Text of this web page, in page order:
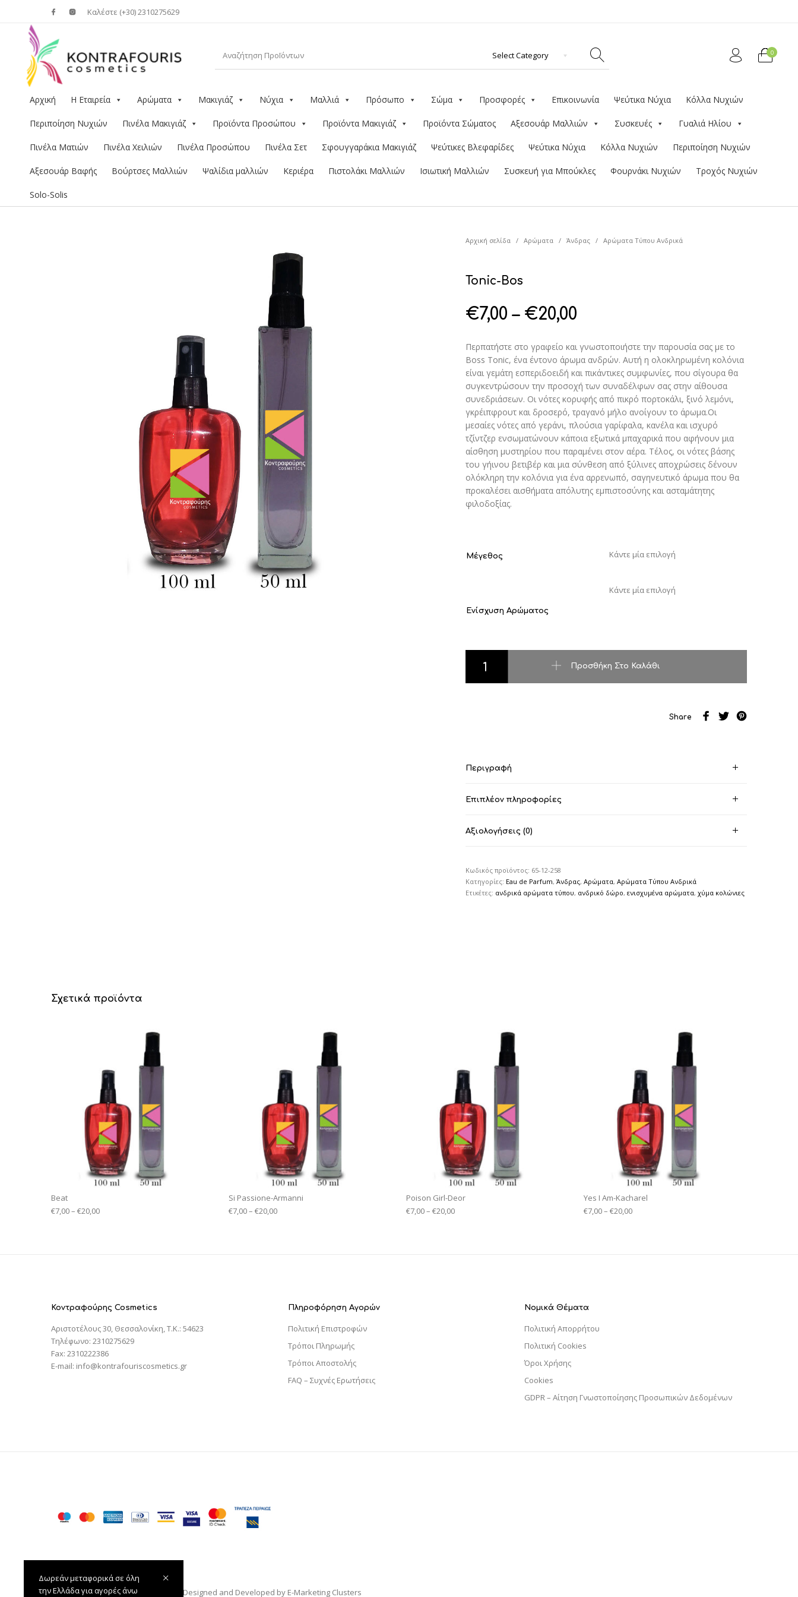
Καλέστε (+30) 2310275629
0
Αρχική Η Εταιρεία Αρώματα Μακιγιάζ Νύχια Μαλλιά Πρόσωπο Σώμα Προσφορές Επικοινωνία Ψεύτικα Νύχια Κόλλα Νυχιών
Περιποίηση Νυχιών Πινέλα Μακιγιάζ Προϊόντα Προσώπου Προϊόντα Μακιγιάζ Προϊόντα Σώματος Αξεσουάρ Μαλλιών Συσκευές Γυαλιά Ηλίου
Πινέλα Ματιών Πινέλα Χειλιών Πινέλα Προσώπου Πινέλα Σετ Σφουγγαράκια Μακιγιάζ Ψεύτικες Βλεφαρίδες Ψεύτικα Νύχια Κόλλα Νυχιών Περιποίηση Νυχιών
Αξεσουάρ Βαφής Βούρτσες Μαλλιών Ψαλίδια μαλλιών Κεριέρα Πιστολάκι Μαλλιών Ισιωτική Μαλλιών Συσκευή για Μπούκλες Φουρνάκι Νυχιών Τροχός Νυχιών
Solo-Solis
Αρχική σελίδα / Αρώματα / Άνδρας / Αρώματα Τύπου Ανδρικά
Tonic-Bos
€7,00 – €20,00
Περπατήστε στο γραφείο και γνωστοποιήστε την παρουσία σας με το
Boss Tonic, ένα έντονο άρωμα ανδρών. Αυτή η ολοκληρωμένη κολόνια
είναι γεμάτη εσπεριδοειδή και πικάντικες συμφωνίες, που σίγουρα θα
συγκεντρώσουν την προσοχή των συναδέλφων σας στην αίθουσα
συνεδριάσεων. Οι νότες κορυφής από πικρό πορτοκάλι, ξινό λεμόνι,
γκρέιπφρουτ και δροσερό, τραγανό μήλο ανοίγουν το άρωμα.Οι
μεσαίες νότες από γεράνι, πλούσια γαρίφαλα, κανέλα και ισχυρό
τζίντζερ ενσωματώνουν κάποια εξωτικά μπαχαρικά που αφήνουν μια
αίσθηση μυστηρίου που παραμένει στον αέρα. Τέλος, οι νότες βάσης
του γήινου βετιβέρ και μια σύνθεση από ξύλινες αποχρώσεις δένουν
ολόκληρη την κολόνια για ένα αρρενωπό, σαγηνευτικό άρωμα που θα
προκαλέσει αισθήματα απόλυτης εμπιστοσύνης και ασταμάτητης
φιλοδοξίας.
Μέγεθος
Ενίσχυση Αρώματος
Προσθήκη Στο Καλάθι
Share
Περιγραφή
Επιπλέον πληροφορίες
Αξιολογήσεις (0)
Κωδικός προϊόντος: 65-12-258
Κατηγορίες: Eau de Parfum, Άνδρας, Αρώματα, Αρώματα Τύπου Ανδρικά
Ετικέτες: ανδρικά αρώματα τύπου, ανδρικό δώρο, ενισχυμένα αρώματα, χύμα κολώνιες
Σχετικά προϊόντα
Beat
€7,00– €20,00
Si Passione-Armanni
€7,00– €20,00
Poison Girl-Deor
€7,00– €20,00
Yes I Am-Kacharel
€7,00– €20,00
Κοντραφούρης Cosmetics
Αριστοτέλους 30, Θεσσαλονίκη, T.K.: 54623
Τηλέφωνο: 2310275629
Fax: 2310222386
E-mail: info@kontrafouriscosmetics.gr
Πληροφόρηση Αγορών
Πολιτική Επιστροφών
Τρόποι Πληρωμής
Τρόποι Αποστολής
FAQ – Συχνές Ερωτήσεις
Νομικά Θέματα
Πολιτική Απορρήτου
Πολιτική Cookies
Όροι Χρήσης
Cookies
GDPR – Αίτηση Γνωστοποίησης Προσωπικών Δεδομένων
Κοντραφούρης Cosmetics © 2020 — Designed and Developed by E-Marketing Clusters
Δωρεάν μεταφορικά σε όλη
την Ελλάδα για αγορές άνω